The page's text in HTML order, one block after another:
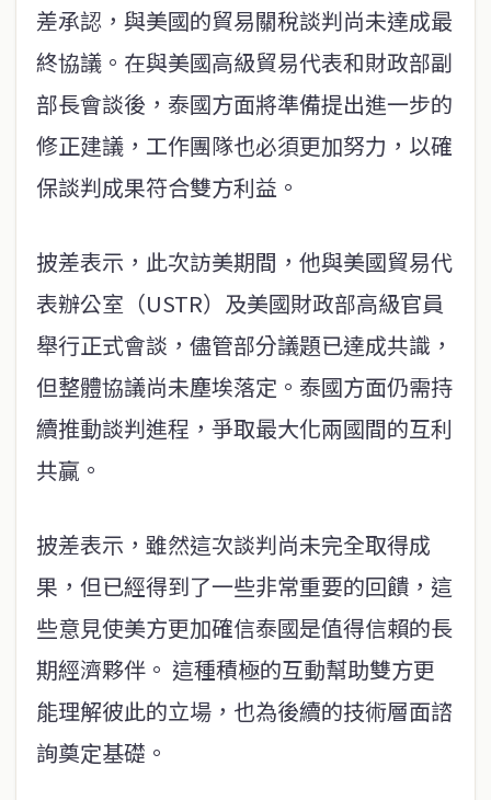
差承認，與美國的貿易關稅談判尚未達成最
終協議。在與美國高級貿易代表和財政部副
部長會談後，泰國方面將準備提出進一步的
修正建議，工作團隊也必須更加努力，以確
保談判成果符合雙方利益。
披差表示，此次訪美期間，他與美國貿易代
表辦公室（USTR）及美國財政部高級官員
舉行正式會談，儘管部分議題已達成共識，
但整體協議尚未塵埃落定。泰國方面仍需持
續推動談判進程，爭取最大化兩國間的互利
共贏。
披差表示，雖然這次談判尚未完全取得成
果，但已經得到了一些非常重要的回饋，這
些意見使美方更加確信泰國是值得信賴的長
期經濟夥伴。 這種積極的互動幫助雙方更
能理解彼此的立場，也為後續的技術層面諮
詢奠定基礎。